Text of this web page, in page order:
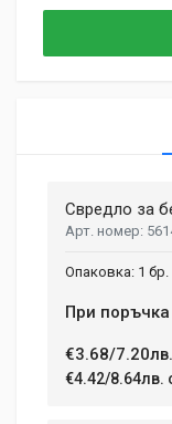
MATERIAL
Aluminium, Plastic
ENGINE TYPE
BATTERY VOLTAGE
BATTERY TYPE
sodales in,
fermentum.
Adam Taylor
Свредло за
1 бр.
При поръчка
€3.68/7.20лв.
€4.42/